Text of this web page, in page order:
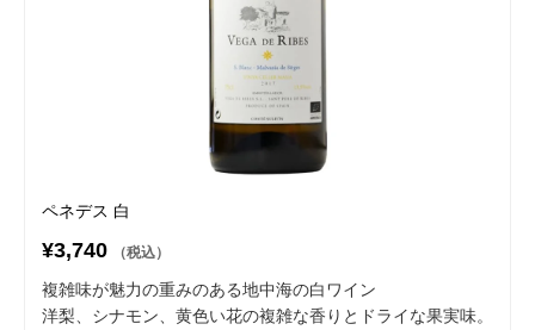
ペネデス 白
¥3,740 （税込）
複雑味が魅力の重みのある地中海の白ワイン
洋梨、シナモン、黄色い花の複雑な香りとドライな果実味。